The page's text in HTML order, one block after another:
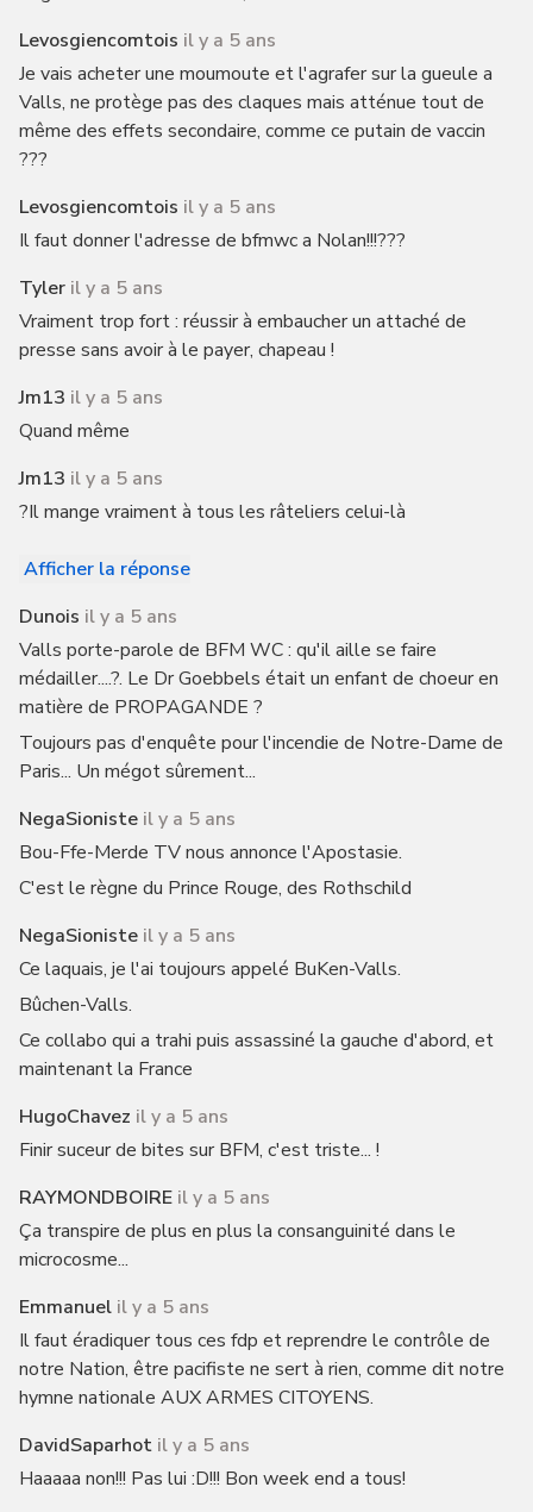
Levosgiencomtois il y a 5 ans
Je vais acheter une moumoute et l'agrafer sur la gueule a
Valls, ne protège pas des claques mais atténue tout de
même des effets secondaire, comme ce putain de vaccin
???
Levosgiencomtois il y a 5 ans
Il faut donner l'adresse de bfmwc a Nolan!!!???
Tyler il y a 5 ans
Vraiment trop fort : réussir à embaucher un attaché de
presse sans avoir à le payer, chapeau !
Jm13 il y a 5 ans
Quand même
Jm13 il y a 5 ans
?Il mange vraiment à tous les râteliers celui-là
Afficher la réponse
Dunois il y a 5 ans
Valls porte-parole de BFM WC : qu'il aille se faire
médailler....?. Le Dr Goebbels était un enfant de choeur en
matière de PROPAGANDE ?
Toujours pas d'enquête pour l'incendie de Notre-Dame de
Paris... Un mégot sûrement...
NegaSioniste il y a 5 ans
Bou-Ffe-Merde TV nous annonce l'Apostasie.
C'est le règne du Prince Rouge, des Rothschild
NegaSioniste il y a 5 ans
Ce laquais, je l'ai toujours appelé BuKen-Valls.
Bûchen-Valls.
Ce collabo qui a trahi puis assassiné la gauche d'abord, et
maintenant la France
HugoChavez il y a 5 ans
Finir suceur de bites sur BFM, c'est triste... !
RAYMONDBOIRE il y a 5 ans
Ça transpire de plus en plus la consanguinité dans le
microcosme...
Emmanuel il y a 5 ans
Il faut éradiquer tous ces fdp et reprendre le contrôle de
notre Nation, être pacifiste ne sert à rien, comme dit notre
hymne nationale AUX ARMES CITOYENS.
DavidSaparhot il y a 5 ans
Haaaaa non!!! Pas lui :D!!! Bon week end a tous!